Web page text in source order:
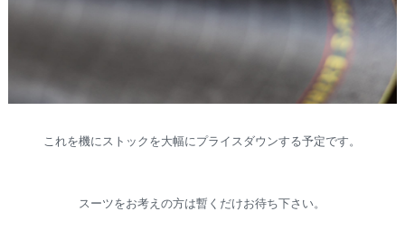
これを機にストックを大幅にプライスダウンする予定です。
スーツをお考えの方は暫くだけお待ち下さい。